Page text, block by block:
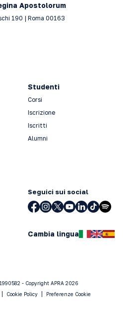
Apostolorum
190 | Roma 00163
Studenti
Corsi
Iscrizione
Iscritti
Alumni
Seguici sui social
Cambia lingua
- Copyright APRA 2026
Cookie Policy Preferenze Cookie